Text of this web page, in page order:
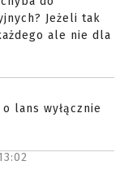
Jeżeli tak
ale nie dla
lans wyłącznie